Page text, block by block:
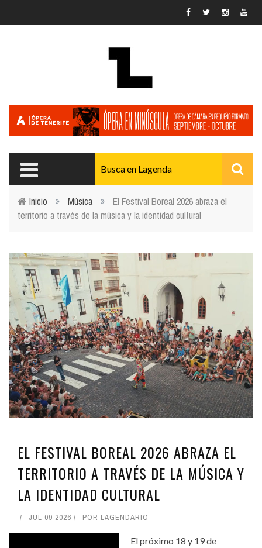
Usted está aquí
Inicio » Música »
El Festival Boreal 2026 abraza el
territorio a través de la música y la identidad cultural
EL FESTIVAL BOREAL 2026 ABRAZA EL
TERRITORIO A TRAVÉS DE LA MÚSICA Y
LA IDENTIDAD CULTURAL
JUL 09 2026 POR LAGENDARIO
El próximo 18 y 19 de